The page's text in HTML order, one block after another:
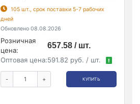
105 шт., срок поставки 5-7 рабочих
дней
Обновлено 08.08.2026
Розничная
цена:
657.58 / шт.
Оптовая цена:591.82 руб. / шт. !
- + КУПИТЬ